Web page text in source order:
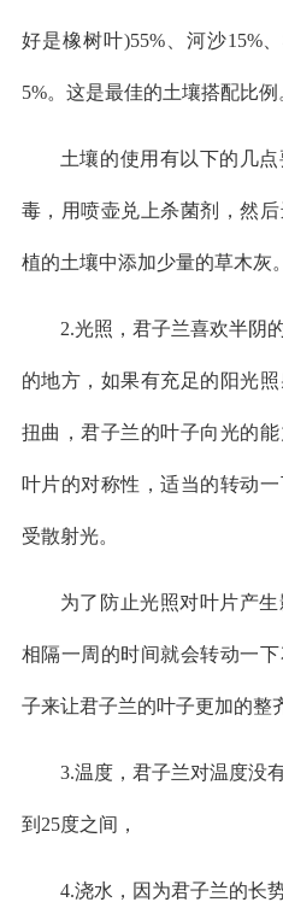
好是橡树叶)55%、河沙15%
5%。这是最佳的土壤搭配比例
土壤的使用有以下的几
毒，用喷壶兑上杀菌剂，然
植的土壤中添加少量的草木灰。
2.光照，君子兰喜欢半阴
的地方，如果有充足的阳光
扭曲，君子兰的叶子向光的
叶片的对称性，适当的转动
受散射光。
为了防止光照对叶片产
相隔一周的时间就会转动一
子来让君子兰的叶子更加的整
3.温度，君子兰对温度没
到25度之间，
4.浇水，因为君子兰的长